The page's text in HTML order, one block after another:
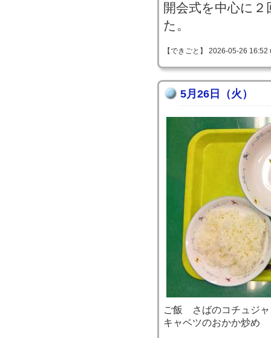
開会式を中心に
た。
【できごと】 2026-05-26
5月26日（火）
ご飯 さばのコチュジャ
キャベツのおかか炒め